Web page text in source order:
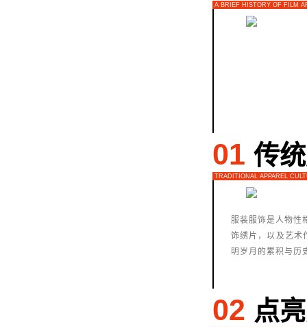
A BRIEF HISTORY OF FILM
01 传
TRADITIONAL APPAREL
服装服饰是人物性
饰绣片，以及艺术
明岁月的累积与历
02 点